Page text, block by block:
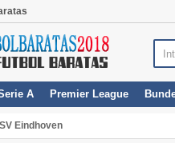
A Premier League
Eindhoven